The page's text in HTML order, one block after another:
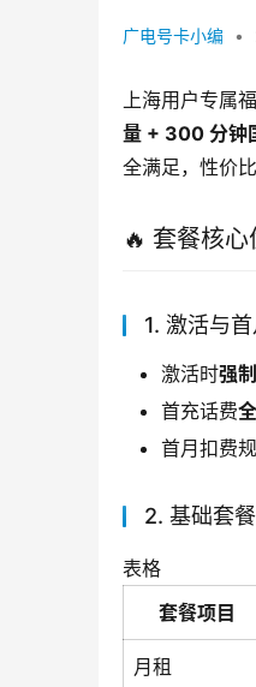
广电号卡小编 •
上海用户专属
量 + 300 分钟
全满足，性价
🔥 套餐核
1. 激活与首
激活时强
首充话费
首月扣费规
2. 基础套
表格
套餐项目
月租